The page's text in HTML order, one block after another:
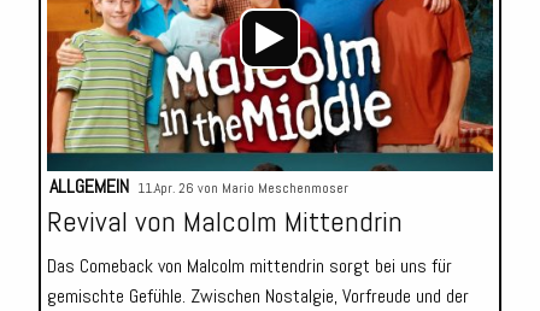
ALLGEMEIN 11.Apr. 26 von Mario Meschenmoser
Revival von Malcolm Mittendrin
Das Comeback von Malcolm mittendrin sorgt bei uns für
gemischte Gefühle. Zwischen Nostalgie, Vorfreude und der